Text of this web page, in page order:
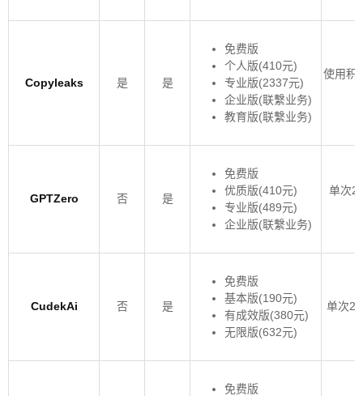
Copyleaks 是 是
免费版
个人版(410元)
专业版(2337元)
企业版(联繫业务)
教育版(联繫业务)
使用积
GPTZero 否 是
免费版
优质版(410元)
专业版(489元)
企业版(联繫业务)
单次
CudekAi 否 是
免费版
基本版(190元)
有成效版(380元)
无限版(632元)
单次
免费版